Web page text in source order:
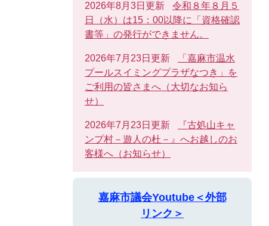
2026年8月3日更新
令和８年８月５
日（水）は15：00以降に「資格確認
書等」の発行ができません。
2026年7月23日更新
「嘉麻市温水
プールスイミングプラザなつき」を
ご利用の皆さまへ（大切なお知ら
せ）
2026年7月23日更新
『古処山キャ
ンプ村－遊人の杜－』へお越しのお
客様へ（お知らせ）
嘉麻市議会Youtube＜外部
リンク＞